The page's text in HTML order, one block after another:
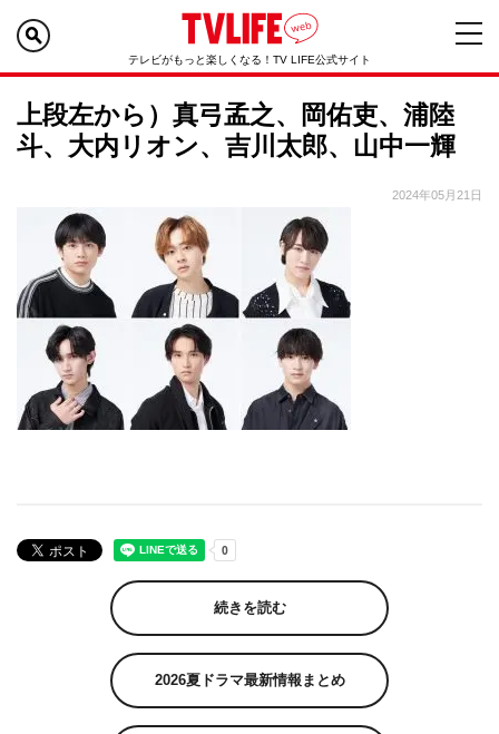
テレビがもっと楽しくなる！TV LIFE公式サイト
上段左から）真弓孟之、岡佑吏、浦陸
斗、大内リオン、吉川太郎、山中一輝
2024年05月21日
続きを読む
2026夏ドラマ最新情報まとめ